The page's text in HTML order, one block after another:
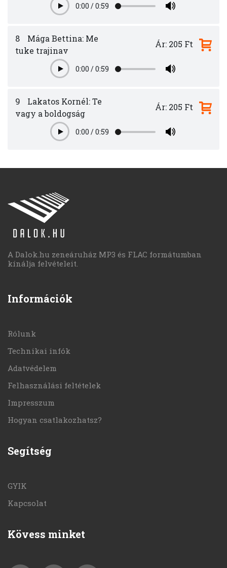
Play0:00 /0:59
8
Mága Bettina: Me
tuke trajinav
Play0:00 /0:59
Ár: 205 Ft
9
Lakatos Kornél: Te
vagy a boldogság
Play0:00 /0:59
Ár: 205 Ft
A Dalok.hu zeneáruház MP3 és FLAC formátumban
kínálja felvételeit.
Információk
Rólunk
Technikai infók
Adatvédelem
Felhasználási feltételek
Impresszum
Hogyan csatlakozhatsz?
Segítség
GYIK
Kapcsolat
Kövess minket